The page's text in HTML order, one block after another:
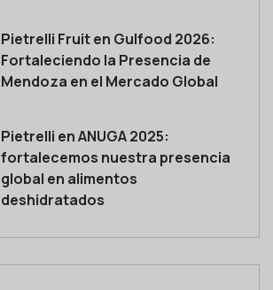
Pietrelli Fruit en Gulfood 2026:
Fortaleciendo la Presencia de
Mendoza en el Mercado Global
Pietrelli en ANUGA 2025:
fortalecemos nuestra presencia
global en alimentos
deshidratados